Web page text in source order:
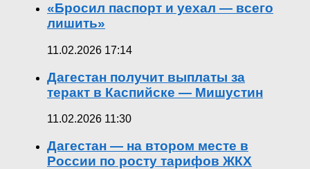
«Бросил паспорт и уехал — всего
лишить»
11.02.2026 17:14
Дагестан получит выплаты за
теракт в Каспийске — Мишустин
11.02.2026 11:30
Дагестан — на втором месте в
России по росту тарифов ЖКХ